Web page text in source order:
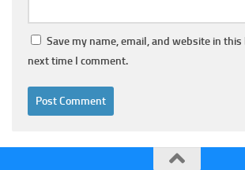
Save my name, email, and website in
next time I comment.